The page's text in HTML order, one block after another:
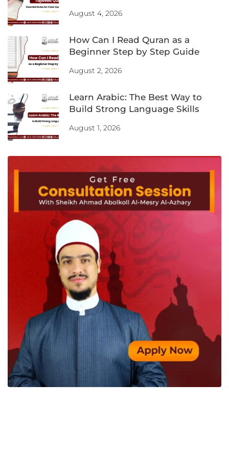
August 4, 2026
How Can I Read Quran as a
Beginner Step by Step Guide
August 2, 2026
Learn Arabic: The Best Way to
Build Strong Language Skills
August 1, 2026